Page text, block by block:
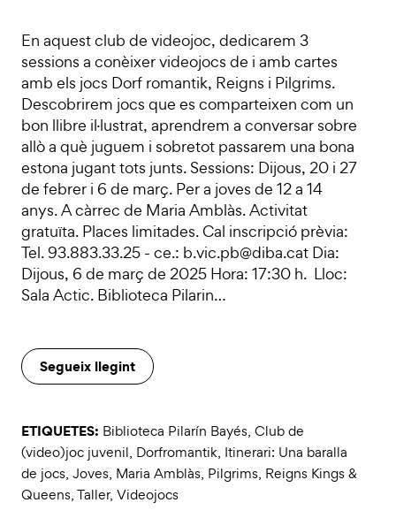
En aquest club de videojoc, dedicarem 3
sessions a conèixer videojocs de i amb cartes
amb els jocs Dorf romantik, Reigns i Pilgrims.
Descobrirem jocs que es comparteixen com un
bon llibre il·lustrat, aprendrem a conversar sobre
allò a què juguem i sobretot passarem una bona
estona jugant tots junts. Sessions: Dijous, 20 i 27
de febrer i 6 de març. Per a joves de 12 a 14
anys. A càrrec de Maria Amblàs. Activitat
gratuïta. Places limitades. Cal inscripció prèvia:
Tel. 93.883.33.25 - ce.: b.vic.pb@diba.cat Dia:
Dijous, 6 de març de 2025 Hora: 17:30 h. Lloc:
Sala Actic. Biblioteca Pilarin…
Segueix llegint
ETIQUETES: Biblioteca Pilarín Bayés, Club de
(video)joc juvenil, Dorfromantik, Itinerari: Una baralla
de jocs, Joves, Maria Amblàs, Pilgrims, Reigns Kings &
Queens,Taller, Videojocs